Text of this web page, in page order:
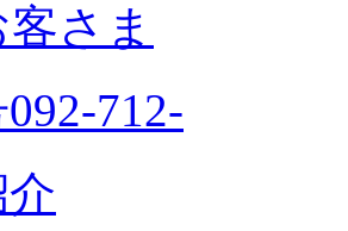
さま
712-